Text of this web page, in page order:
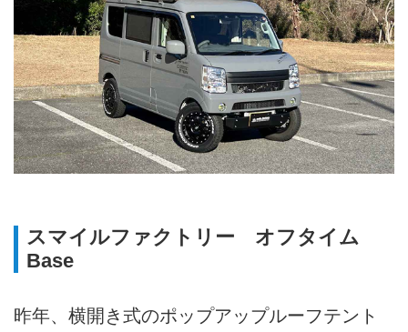
スマイルファクトリー オフタイム
Base
昨年、横開き式のポップアップルーフテント